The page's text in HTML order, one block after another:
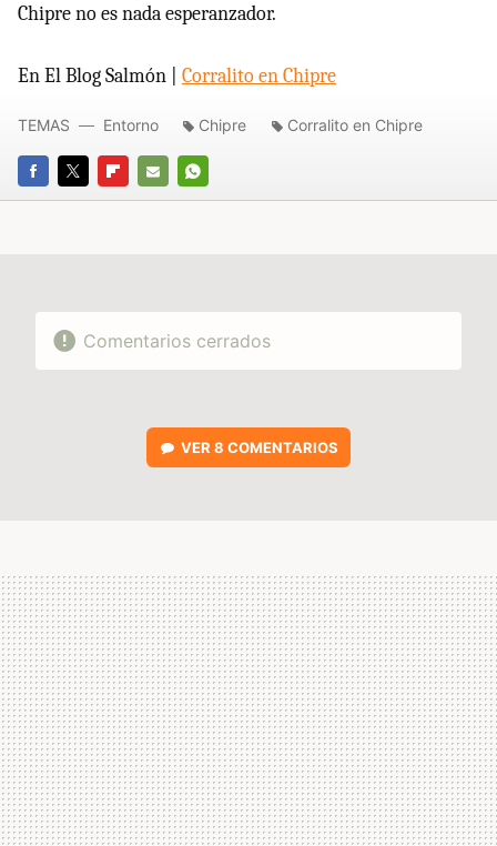
Chipre no es nada esperanzador.
En El Blog Salmón | Corralito en Chipre
FACEBOOK
TWITTERFLIPBOARD
E-
WHATSAPP
TEMAS Entorno Chipre Corralito en Chipre
Comentarios cerrados
VER 8 COMENTARIOS